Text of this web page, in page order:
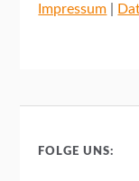
Impressum
FOLGE UNS: